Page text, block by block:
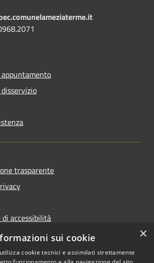
trasparente
accessibilità
×
sui cookie
cookie tecnici e assimilati strettamente